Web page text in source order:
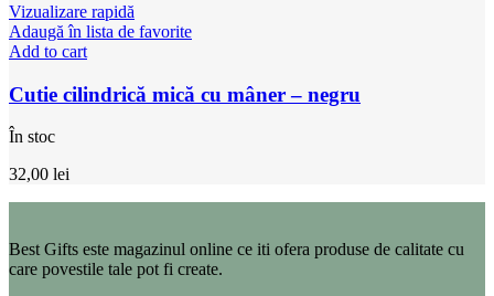
Vizualizare rapidă
Adaugă în lista de favorite
Add to cart
Cutie cilindrică mică cu mâner – negru
În stoc
32,00 lei
Best Gifts este magazinul online ce iti ofera produse de calitate cu
care povestile tale pot fi create.